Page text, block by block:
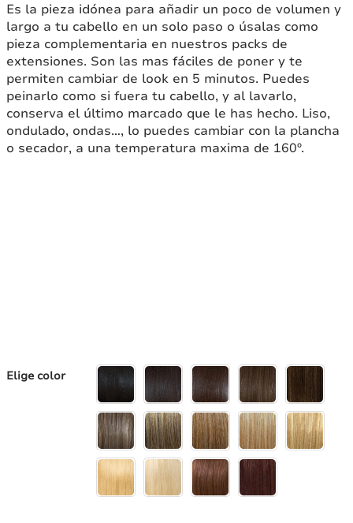
Es la pieza idónea para añadir un poco de volumen y
largo a tu cabello en un solo paso o úsalas como
pieza complementaria en nuestros packs de
extensiones. Son las mas fáciles de poner y te
permiten cambiar de look en 5 minutos. Puedes
peinarlo como si fuera tu cabello, y al lavarlo,
conserva el último marcado que le has hecho. Liso,
ondulado, ondas…, lo puedes cambiar con la plancha
o secador, a una temperatura maxima de 160º.
Elige color